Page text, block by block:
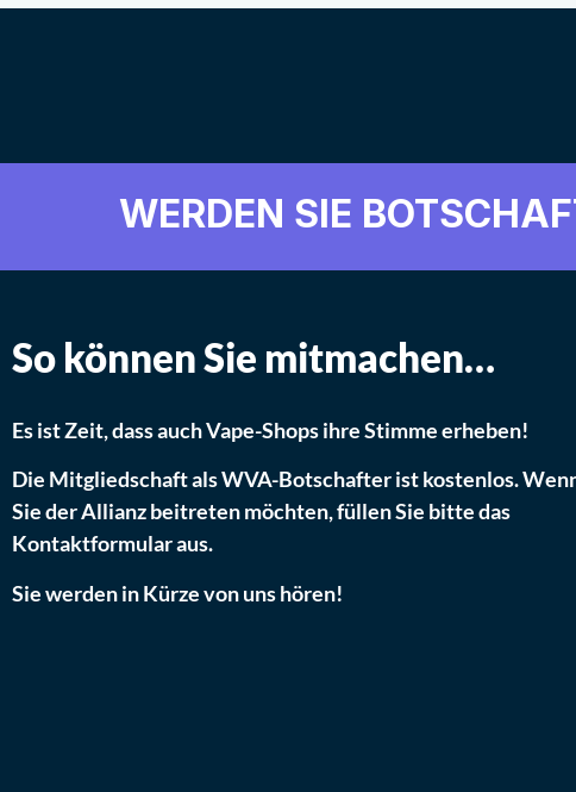
WERDEN SIE
So können Sie mitmachen…
Es ist Zeit, dass auch Vape-Shops ihre Stimme erheben!
Die Mitgliedschaft als WVA-Botschafter ist kostenlos.
Sie der Allianz beitreten möchten, füllen Sie bitte das
Kontaktformular aus.
Sie werden in Kürze von uns hören!